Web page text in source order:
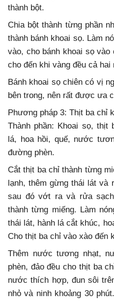
thành bột.
Chia bột thành từng phần
thành bánh khoai sọ. Làm
vào, cho bánh khoai sọ
cho đến khi vàng đều cả hai
Bánh khoai sọ chiên có vị
bên trong, nên rất được ưa
Phương pháp 3: Thịt ba chỉ
Thành phần: Khoai sọ, thịt
lá, hoa hồi, quế, nước
đường phèn.
Cắt thịt ba chỉ thành từng
lạnh, thêm gừng thái lát và
sau đó vớt ra và rửa
thành từng miếng. Làm
thái lát, hành lá cắt khúc,
Cho thịt ba chỉ vào xào đến
Thêm nước tương nhạt,
phèn, đảo đều cho thịt ba
nước thích hợp, đun sôi
nhỏ và ninh khoảng 30